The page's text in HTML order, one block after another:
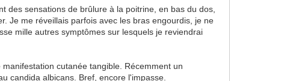
des sensations de brûlure à la poitrine, en bas du dos,
Je me réveillais parfois avec les bras engourdis, je ne
mille autres symptômes sur lesquels je reviendrai
cutanée tangible. Récemment un
candida albicans. Bref, encore l'impasse.